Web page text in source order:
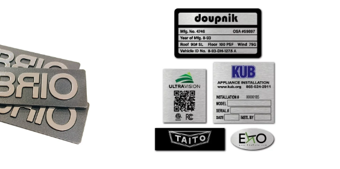
sähkömuotouutettu metallitarrat